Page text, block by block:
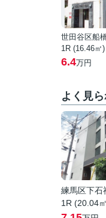
世田谷区船
1R (16.46㎡)
6.4万円
よく見
練馬区下石
1R (20.04